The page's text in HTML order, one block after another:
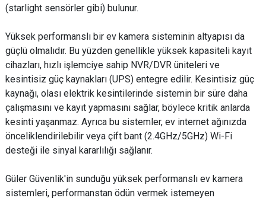
(starlight sensörler gibi) bulunur.
Yüksek performanslı bir ev kamera sisteminin altyapısı da
güçlü olmalıdır. Bu yüzden genellikle yüksek kapasiteli kayıt
cihazları, hızlı işlemciye sahip NVR/DVR üniteleri ve
kesintisiz güç kaynakları (UPS) entegre edilir. Kesintisiz güç
kaynağı, olası elektrik kesintilerinde sistemin bir süre daha
çalışmasını ve kayıt yapmasını sağlar, böylece kritik anlarda
kesinti yaşanmaz. Ayrıca bu sistemler, ev internet ağınızda
önceliklendirilebilir veya çift bant (2.4GHz/5GHz) Wi-Fi
desteği ile sinyal kararlılığı sağlanır.
Güler Güvenlik'in sunduğu yüksek performanslı ev kamera
sistemleri, performanstan ödün vermek istemeyen